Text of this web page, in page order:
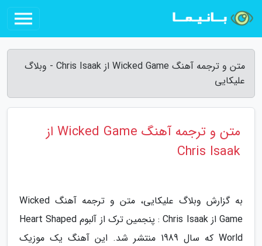
متن و ترجمه آهنگ Wicked Game از Chris Isaak - وبلاگ
علیکایی
متن و ترجمه آهنگ Wicked Game از
Chris Isaak
به گزارش وبلاگ علیکایی، متن و ترجمه آهنگ Wicked
Game از Chris Isaak : پنجمین ترک از آلبوم Heart Shaped
World که سال 1989 منتشر شد. این آهنگ یک موزیک